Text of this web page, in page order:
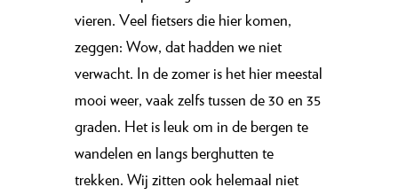
vieren. Veel fietsers die hier komen,
zeggen: Wow, dat hadden we niet
verwacht. In de zomer is het hier meestal
mooi weer, vaak zelfs tussen de 30 en 35
graden. Het is leuk om in de bergen te
wandelen en langs berghutten te
trekken. Wij zitten ook helemaal niet